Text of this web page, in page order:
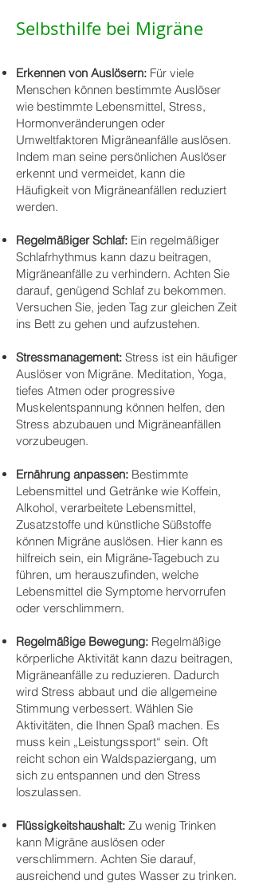
Selbsthilfe bei Migräne
Erkennen von Auslösern: Für viele
Menschen können bestimmte Auslöser
wie bestimmte Lebensmittel, Stress,
Hormonveränderungen oder
Umweltfaktoren Migräneanfälle auslösen.
Indem man seine persönlichen Auslöser
erkennt und vermeidet, kann die
Häufigkeit von Migräneanfällen reduziert
werden.
Regelmäßiger Schlaf: Ein regelmäßiger
Schlafrhythmus kann dazu beitragen,
Migräneanfälle zu verhindern. Achten Sie
darauf, genügend Schlaf zu bekommen.
Versuchen Sie, jeden Tag zur gleichen Zeit
ins Bett zu gehen und aufzustehen.
Stressmanagement: Stress ist ein häufiger
Auslöser von Migräne. Meditation, Yoga,
tiefes Atmen oder progressive
Muskelentspannung können helfen, den
Stress abzubauen und Migräneanfällen
vorzubeugen.
Ernährung anpassen: Bestimmte
Lebensmittel und Getränke wie Koffein,
Alkohol, verarbeitete Lebensmittel,
Zusatzstoffe und künstliche Süßstoffe
können Migräne auslösen. Hier kann es
hilfreich sein, ein Migräne-Tagebuch zu
führen, um herauszufinden, welche
Lebensmittel die Symptome hervorrufen
oder verschlimmern.
Regelmäßige Bewegung: Regelmäßige
körperliche Aktivität kann dazu beitragen,
Migräneanfälle zu reduzieren. Dadurch
wird Stress abbaut und die allgemeine
Stimmung verbessert. Wählen Sie
Aktivitäten, die Ihnen Spaß machen. Es
muss kein „Leistungssport“ sein. Oft
reicht schon ein Waldspaziergang, um
sich zu entspannen und den Stress
loszulassen.
Flüssigkeitshaushalt: Zu wenig Trinken
kann Migräne auslösen oder
verschlimmern. Achten Sie darauf,
ausreichend und gutes Wasser zu trinken.